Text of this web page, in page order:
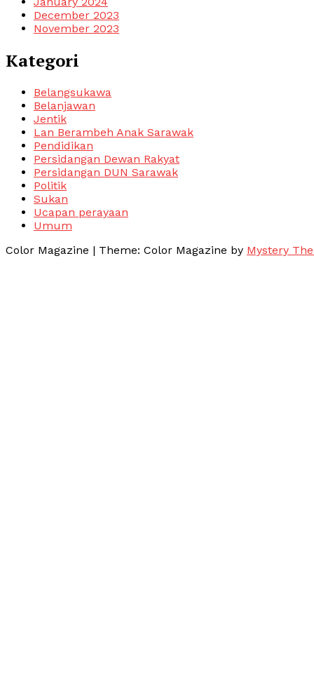
December 2023
November 2023
Kategori
Belangsukawa
Belanjawan
Jentik
Lan Berambeh Anak Sarawak
Pendidikan
Persidangan Dewan Rakyat
Persidangan DUN Sarawak
Politik
Sukan
Ucapan perayaan
Umum
Color Magazine | Theme: Color Magazine by Mystery